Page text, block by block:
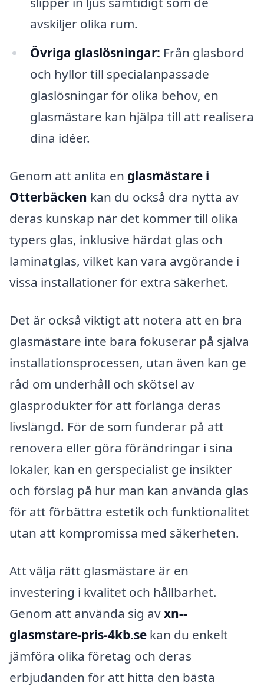
avskiljer olika rum.
Övriga glaslösningar: Från glasbord
och hyllor till specialanpassade
glaslösningar för olika behov, en
glasmästare kan hjälpa till att realisera
dina idéer.
Genom att anlita en glasmästare i
Otterbäcken kan du också dra nytta av
deras kunskap när det kommer till olika
typers glas, inklusive härdat glas och
laminatglas, vilket kan vara avgörande i
vissa installationer för extra säkerhet.
Det är också viktigt att notera att en bra
glasmästare inte bara fokuserar på själva
installationsprocessen, utan även kan ge
råd om underhåll och skötsel av
glasprodukter för att förlänga deras
livslängd. För de som funderar på att
renovera eller göra förändringar i sina
lokaler, kan en gerspecialist ge insikter
och förslag på hur man kan använda glas
för att förbättra estetik och funktionalitet
utan att kompromissa med säkerheten.
Att välja rätt glasmästare är en
investering i kvalitet och hållbarhet.
Genom att använda sig avxn--
glasmstare-pris-4kb.se kan du enkelt
jämföra olika företag och deras
erbjudanden för att hitta den bästa